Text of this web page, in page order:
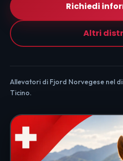
Richiedi
Altri
Allevatori di Fjord Norvegese nel
Ticino.